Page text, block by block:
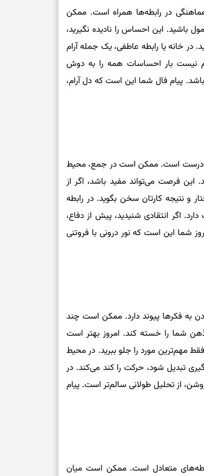
در رابطه‌ها همراه است. ممکن
باشید. این احساس را نادیده نگیرید،
خانه یا رابطه عاطفی، یک جمله آرام
نیست بار احساسات همه را به دوش
پیام فال شما این است که دل آرام،
درست است. ممکن است در جمع، محیط
این فرصت می‌تواند مفید باشد، اگر از
و نتیجه کارتان سخن بگوید. در رابطه
اگر انتقادی شنیدید، پیش از دفاع،
شما این است که نور درونی با فروتنی
به فکرها پیوند دارد. ممکن است چند
شما را خسته کند. امروز بهتر است
مهم‌ترین مورد را جلو ببرید. در محیط
تبدیل شود، حرکت را کند می‌کند. در
از تحلیل طولانی سالم‌تر است. پیام
متعادل است. ممکن است میان